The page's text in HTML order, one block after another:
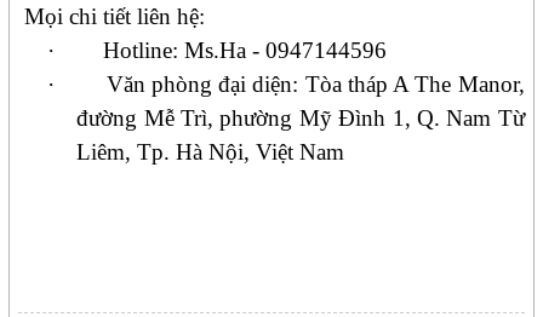
Mọi chi tiết liên hệ:
·Hotline: Ms.Ha - 0947144596
· Văn phòng đại diện: Tòa tháp A The Manor,
đường Mễ Trì, phường Mỹ Đình 1, Q. Nam Từ
Liêm, Tp. Hà Nội, Việt Nam